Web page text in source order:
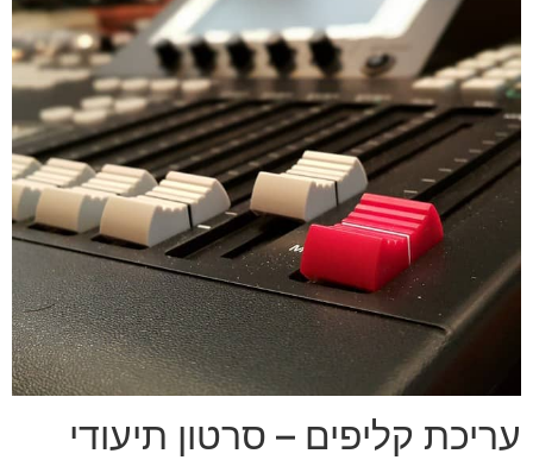
עריכת קליפים – סרטון תיעודי